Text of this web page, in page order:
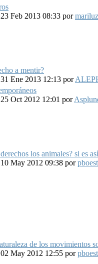
Feb 2013 08:33 pormariluz
a mentir?
Ene 2013 12:13 por
Oct 2012 12:01 por
los animales? si es
May 2012 09:38 porpboest
de los movimientos
May 2012 12:55 porpboest